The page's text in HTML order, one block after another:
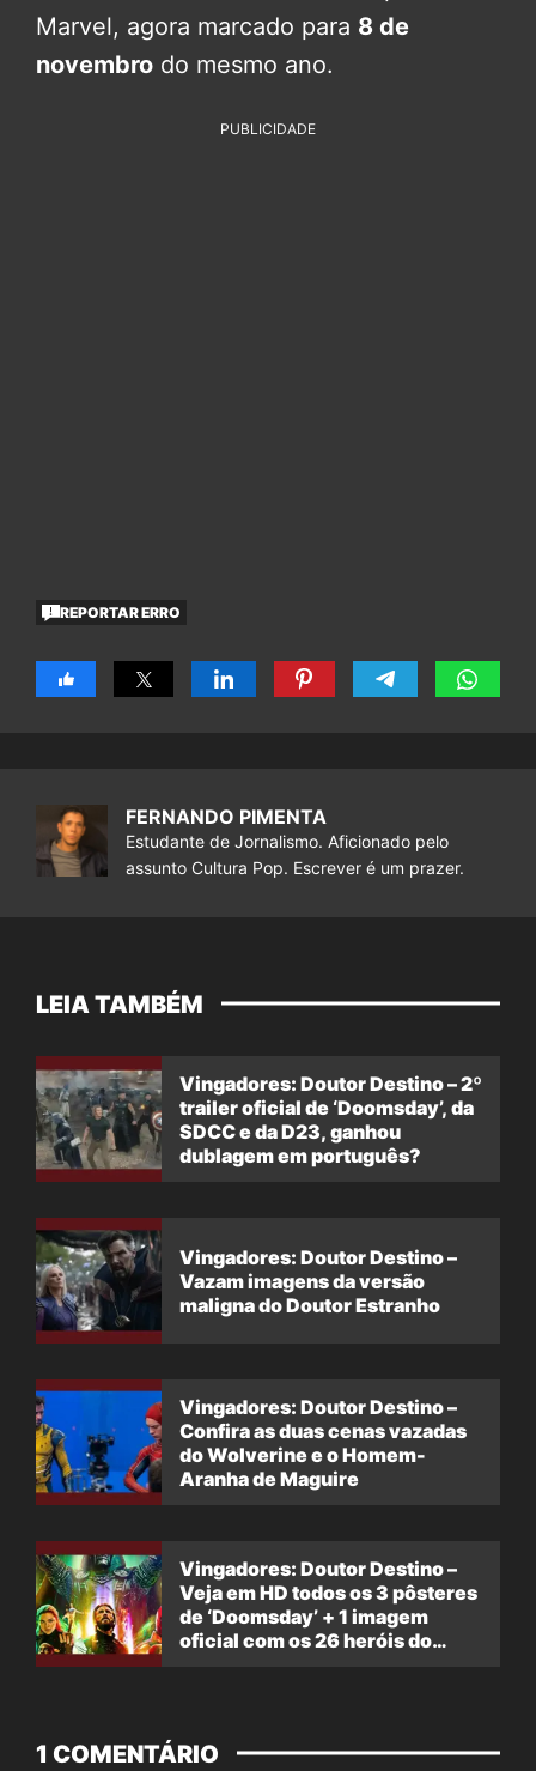
Marvel, agora marcado para 8 de
novembro do mesmo ano.
PUBLICIDADE
REPORTAR ERRO
FERNANDO PIMENTA
Estudante de Jornalismo. Aficionado pelo
assunto Cultura Pop. Escrever é um prazer.
LEIA TAMBÉM
Vingadores: Doutor Destino – 2º
trailer oficial de ‘Doomsday’, da
SDCC e da D23, ganhou
dublagem em português?
Vingadores: Doutor Destino –
Vazam imagens da versão
maligna do Doutor Estranho
Vingadores: Doutor Destino –
Confira as duas cenas vazadas
do Wolverine e o Homem-
Aranha de Maguire
Vingadores: Doutor Destino –
Veja em HD todos os 3 pôsteres
de ‘Doomsday’ + 1 imagem
oficial com os 26 heróis do
1 COMENTÁRIO